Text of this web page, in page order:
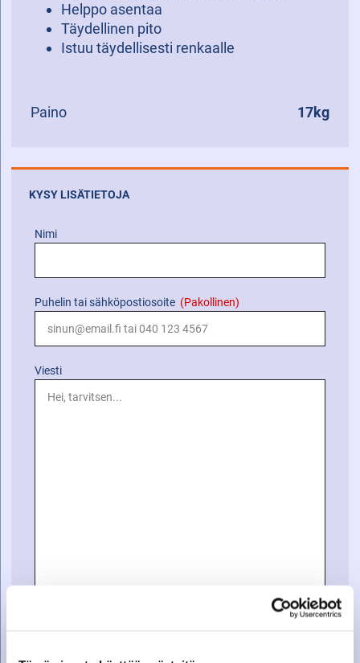
Helppo asentaa
Täydellinen pito
Istuu täydellisesti renkaalle
Paino 17kg
KYSY LISÄTIETOJA
Nimi
Puhelin tai sähköpostiosoite (Pakollinen)
Viesti